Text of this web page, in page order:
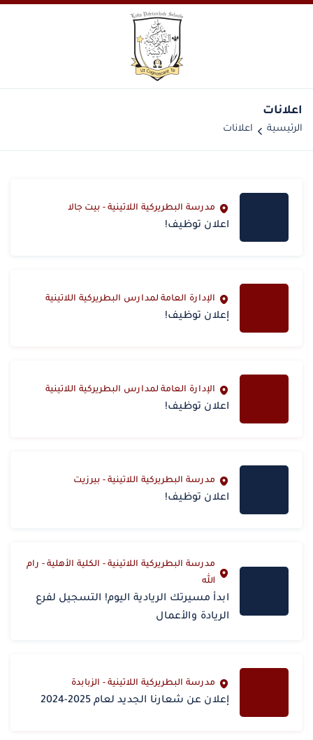
اعلانات
الرئيسية اعلانات
مدرسة البطريركية اللاتينية - بيت جالا
اعلان توظيف!
الإدارة العامة لمدارس البطريركية اللاتينية
إعلان توظيف!
الإدارة العامة لمدارس البطريركية اللاتينية
اعلان توظيف!
مدرسة البطريركية اللاتينية - بيرزيت
اعلان توظيف!
مدرسة البطريركية اللاتينية - الكلية الأهلية - رام
الله
‎ابدأ مسيرتك الريادية اليوم! التسجيل لفرع
الريادة والأعمال
مدرسة البطريركية اللاتينية - الزبابدة
إعلان عن شعارنا الجديد لعام 2025-2024